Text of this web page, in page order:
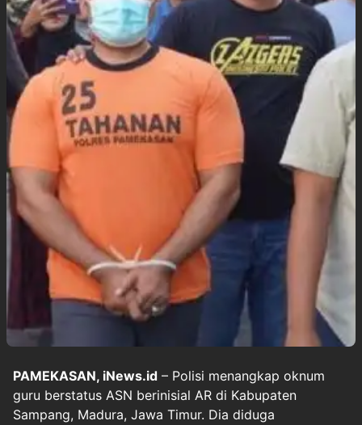
PAMEKASAN, iNews.id – Polisi menangkap oknum
guru berstatus ASN berinisial AR di Kabupaten
Sampang, Madura, Jawa Timur. Dia diduga